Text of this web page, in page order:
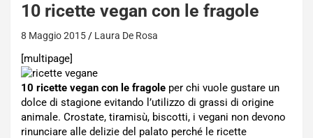
10 ricette vegan con le fragole
8 Maggio 2015 Laura De Rosa
[multipage]
10 ricette vegan con le fragole per chi vuole gustare un
dolce di stagione evitando l’utilizzo di grassi di origine
animale. Crostate, tiramisù, biscotti, i vegani non devono
rinunciare alle delizie del palato perché le ricette